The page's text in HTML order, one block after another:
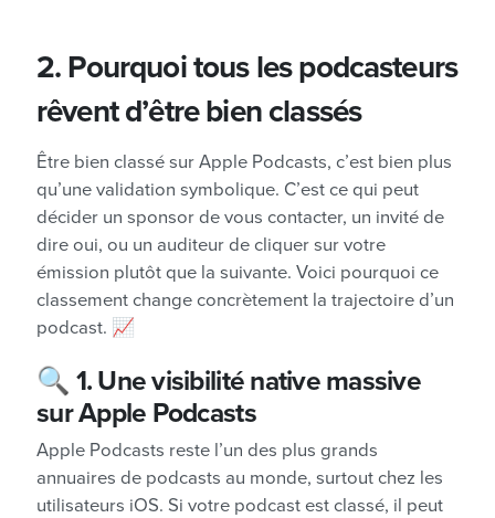
2. Pourquoi tous les podcasteurs
rêvent d’être bien classés
Être bien classé sur Apple Podcasts, c’est bien plus
qu’une validation symbolique. C’est ce qui peut
décider un sponsor de vous contacter, un invité de
dire oui, ou un auditeur de cliquer sur votre
émission plutôt que la suivante. Voici pourquoi ce
classement change concrètement la trajectoire d’un
podcast. 📈
🔍 1. Une visibilité native massive
sur Apple Podcasts
Apple Podcasts reste l’un des plus grands
annuaires de podcasts au monde, surtout chez les
utilisateurs iOS. Si votre podcast est classé, il peut